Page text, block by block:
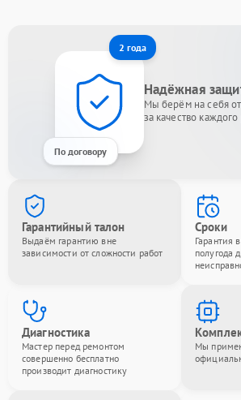
2 года
По договору
Надёжная
Мы берём на себя
за качество
Гарантийный талон
Выдаём гарантию вне
зависимости от сложности работ
Сроки
Гарантия
полугода
Диагностика
Мастер перед ремонтом
совершенно бесплатно
производит диагностику
Мы